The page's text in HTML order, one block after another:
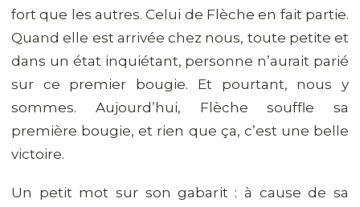
fort que les autres. Celui de Flèche en fait partie.
Quand elle est arrivée chez nous, toute petite et
dans un état inquiétant, personne n’aurait parié
sur ce premier bougie. Et pourtant, nous y
sommes. Aujourd’hui, Flèche souffle sa
première bougie, et rien que ça, c’est une belle
victoire.
Un petit mot sur son gabarit : à cause de sa